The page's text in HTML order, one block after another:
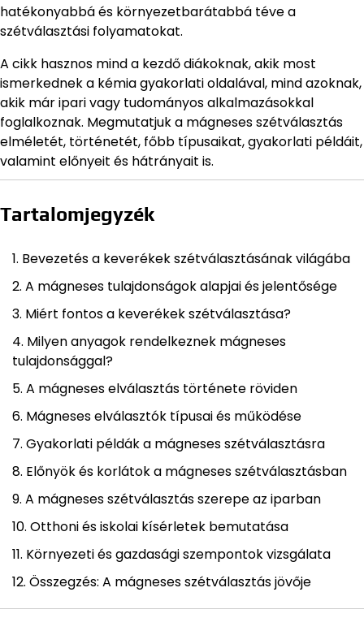
hatékonyabbá és környezetbarátabbá téve a
szétválasztási folyamatokat.
A cikk hasznos mind a kezdő diákoknak, akik most
ismerkednek a kémia gyakorlati oldalával, mind azoknak,
akik már ipari vagy tudományos alkalmazásokkal
foglalkoznak. Megmutatjuk a mágneses szétválasztás
elméletét, történetét, főbb típusaikat, gyakorlati példáit,
valamint előnyeit és hátrányait is.
Tartalomjegyzék
Bevezetés a keverékek szétválasztásának világába
A mágneses tulajdonságok alapjai és jelentősége
Miért fontos a keverékek szétválasztása?
Milyen anyagok rendelkeznek mágneses
tulajdonsággal?
A mágneses elválasztás története röviden
Mágneses elválasztók típusai és működése
Gyakorlati példák a mágneses szétválasztásra
Előnyök és korlátok a mágneses szétválasztásban
A mágneses szétválasztás szerepe az iparban
Otthoni és iskolai kísérletek bemutatása
Környezeti és gazdasági szempontok vizsgálata
Összegzés: A mágneses szétválasztás jövője